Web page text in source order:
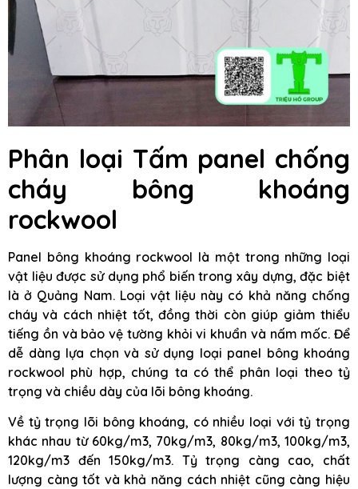
Phân loại Tấm panel chống
cháy bông khoáng
rockwool
Panel bông khoáng rockwool là một trong những loại
vật liệu được sử dụng phổ biến trong xây dựng, đặc biệt
là ở Quảng Nam. Loại vật liệu này có khả năng chống
cháy và cách nhiệt tốt, đồng thời còn giúp giảm thiểu
tiếng ồn và bảo vệ tường khỏi vi khuẩn và nấm mốc. Để
dễ dàng lựa chọn và sử dụng loại panel bông khoáng
rockwool phù hợp, chúng ta có thể phân loại theo tỷ
trọng và chiều dày của lõi bông khoáng.
Về tỷ trọng lõi bông khoáng, có nhiều loại với tỷ trọng
khác nhau từ 60kg/m3, 70kg/m3, 80kg/m3, 100kg/m3,
120kg/m3 đến 150kg/m3. Tỷ trọng càng cao, chất
lượng càng tốt và khả năng cách nhiệt cũng càng hiệu